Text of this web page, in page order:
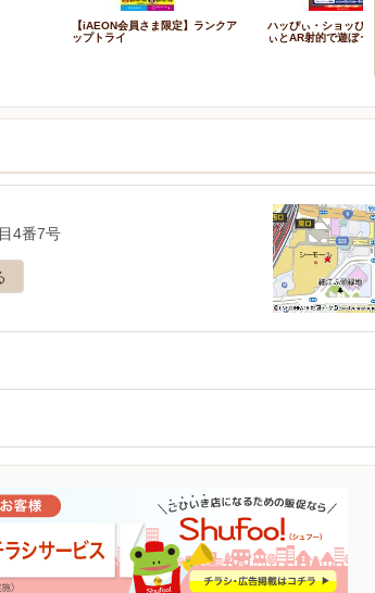
【iAEON会員さま限定】ランクア
ップトライ
ハッぴぃ・ショッぴぃ
ぃとAR射的で遊ぼう
4番7号